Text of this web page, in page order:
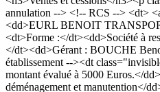
annulation --> <!-- RCS --> <dt>
<dd>EURL BENOIT
<dt>Forme :</dt><dd>Société à
</dt><dd>Gérant : BOUCHE
établissement --><dt
montant évalué à 5000 Euros.</
déménagement et manutention</